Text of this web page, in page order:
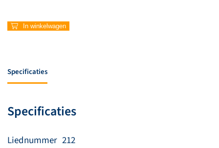
212
able
(Instrumentaal)
In winkelwagen
Specificaties
Specificaties
Liednummer 212